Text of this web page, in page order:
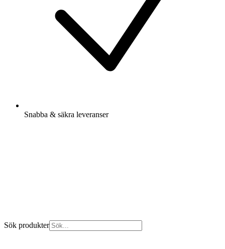
Snabba & säkra leveranser
Sök produkter